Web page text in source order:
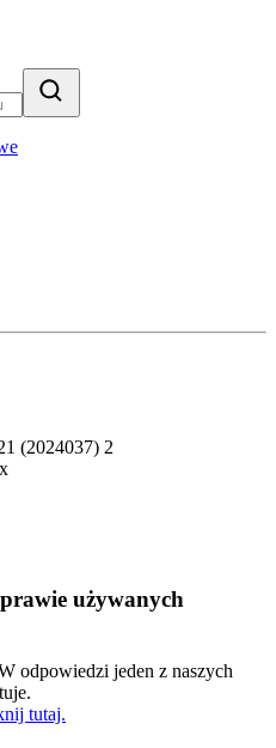
(2024037) 2
używanych
odpowiedzi jeden z naszych
tutaj.